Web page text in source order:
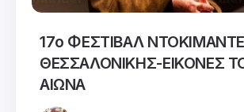
17ο ΦΕΣΤΙΒΑΛ
ΘΕΣΣΑΛΟΝΙΚΗΣ-ΕΙΚΟΝΕΣ
ΑΙΩΝΑ